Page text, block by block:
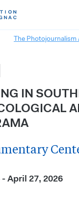
The Photojournalism
IN
April 27, 2026